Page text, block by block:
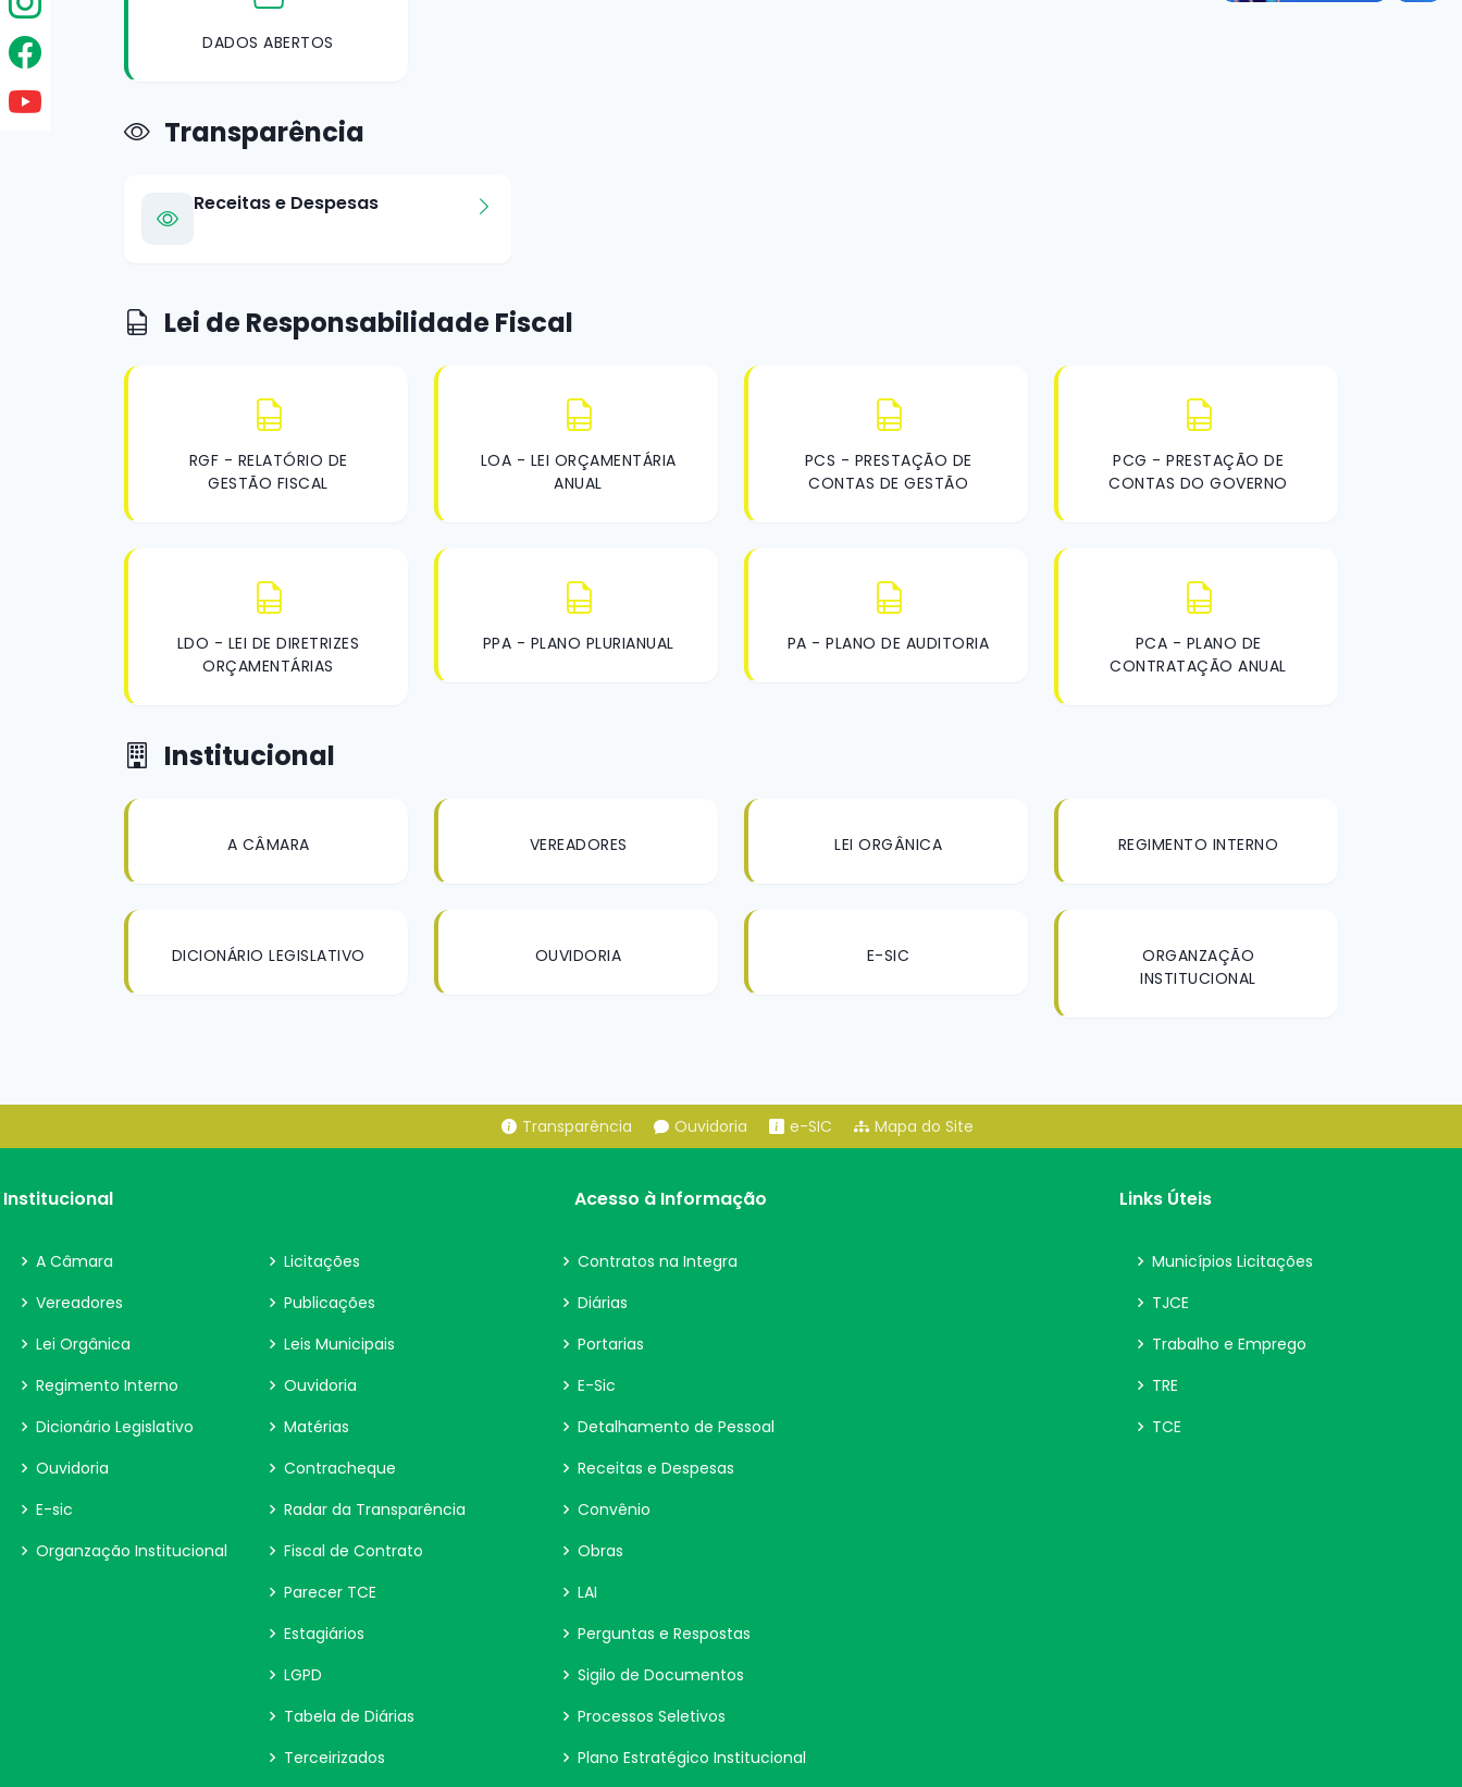
DADOS ABERTOS
Transparência
Receitas e Despesas
Lei de Responsabilidade Fiscal
RGF - RELATÓRIO DE
GESTÃO FISCAL
LOA - LEI ORÇAMENTÁRIA
ANUAL
PCS - PRESTAÇÃO DE
CONTAS DE GESTÃO
PCG - PRESTAÇÃO DE
CONTAS DO GOVERNO
LDO - LEI DE DIRETRIZES
ORÇAMENTÁRIAS
PPA - PLANO PLURIANUAL PA - PLANO DE AUDITORIA
PCA - PLANO DE
CONTRATAÇÃO ANUAL
Institucional
A CÂMARA VEREADORES LEI ORGÂNICA REGIMENTO INTERNO
DICIONÁRIO LEGISLATIVO OUVIDORIA E-SIC
ORGANZAÇÃO
INSTITUCIONAL
Transparência Ouvidoria e-SIC Mapa do Site
Institucional
A Câmara
Vereadores
Lei Orgânica
Regimento Interno
Dicionário Legislativo
Ouvidoria
E-sic
Organzação Institucional
Acesso à Informação
Licitações
Contratos na Integra
Publicações
Diárias
Leis Municipais
Portarias
Ouvidoria
E-Sic
Matérias
Detalhamento de Pessoal
Contracheque
Receitas e Despesas
Radar da Transparência
Convênio
Fiscal de Contrato
Obras
Parecer TCE
LAI
Estagiários
Perguntas e Respostas
LGPD
Sigilo de Documentos
Tabela de Diárias
Processos Seletivos
Terceirizados
Plano Estratégico Institucional
Links Úteis
Municípios Licitações
TJCE
Trabalho e Emprego
TRE
TCE